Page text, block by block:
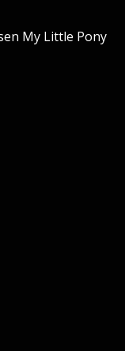
My Little Pony